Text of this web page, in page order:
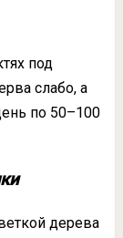
под
слабо, а
по 50–100
дерева